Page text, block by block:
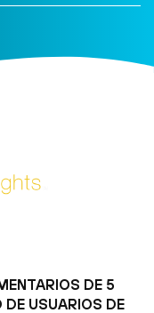
DE 5
USUARIOS DE